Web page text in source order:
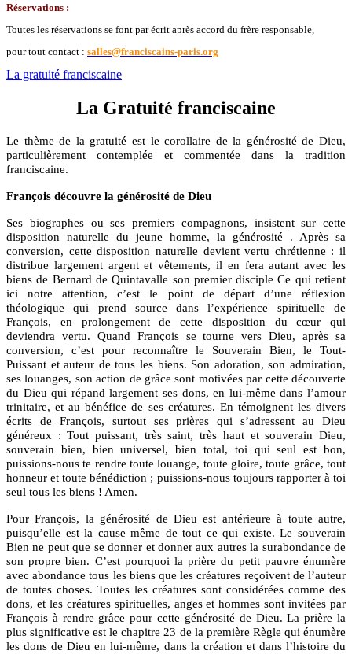
Réservations :
Toutes les réservations se font par écrit après accord du frère responsable,
pour tout contact : salles@franciscains-paris.org
La gratuité franciscaine
La Gratuité franciscaine
Le thème de la gratuité est le corollaire de la générosité de Dieu,
particulièrement contemplée et commentée dans la tradition
franciscaine.
François découvre la générosité de Dieu
Ses biographes ou ses premiers compagnons, insistent sur cette
disposition naturelle du jeune homme, la générosité . Après sa
conversion, cette disposition naturelle devient vertu chrétienne : il
distribue largement argent et vêtements, il en fera autant avec les
biens de Bernard de Quintavalle son premier disciple Ce qui retient
ici notre attention, c’est le point de départ d’une réflexion
théologique qui prend source dans l’expérience spirituelle de
François, en prolongement de cette disposition du cœur qui
deviendra vertu. Quand François se tourne vers Dieu, après sa
conversion, c’est pour reconnaître le Souverain Bien, le Tout-
Puissant et auteur de tous les biens. Son adoration, son admiration,
ses louanges, son action de grâce sont motivées par cette découverte
du Dieu qui répand largement ses dons, en lui-même dans l’amour
trinitaire, et au bénéfice de ses créatures. En témoignent les divers
écrits de François, surtout ses prières qui s’adressent au Dieu
généreux : Tout puissant, très saint, très haut et souverain Dieu,
souverain bien, bien universel, bien total, toi qui seul est bon,
puissions-nous te rendre toute louange, toute gloire, toute grâce, tout
honneur et toute bénédiction ; puissions-nous toujours rapporter à toi
seul tous les biens ! Amen.
Pour François, la générosité de Dieu est antérieure à toute autre,
puisqu’elle est la cause même de tout ce qui existe. Le souverain
Bien ne peut que se donner et donner aux autres la surabondance de
son propre bien. C’est pourquoi la prière du petit pauvre énumère
avec abondance tous les biens que les créatures reçoivent de l’auteur
de toutes choses. Toutes les créatures sont considérées comme des
dons, et les créatures spirituelles, anges et hommes sont invitées par
François à rendre grâce pour cette générosité de Dieu. La prière la
plus significative est le chapitre 23 de la première Règle qui énumère
les dons de Dieu en lui-même, dans la création et dans l’histoire du